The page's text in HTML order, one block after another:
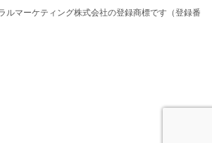
ルマーケティング株式会社の登録商標です（登録番